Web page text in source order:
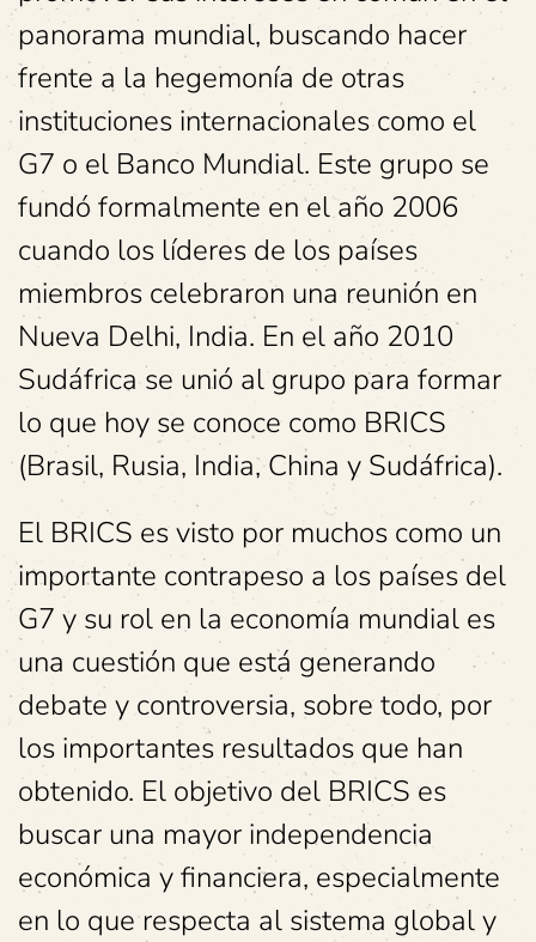
panorama mundial, buscando hacer
frente a la hegemonía de otras
instituciones internacionales como el
G7 o el Banco Mundial. Este grupo se
fundó formalmente en el año 2006
cuando los líderes de los países
miembros celebraron una reunión en
Nueva Delhi, India. En el año 2010
Sudáfrica se unió al grupo para formar
lo que hoy se conoce como BRICS
(Brasil, Rusia, India, China y Sudáfrica).
El BRICS es visto por muchos como un
importante contrapeso a los países del
G7 y su rol en la economía mundial es
una cuestión que está generando
debate y controversia, sobre todo, por
los importantes resultados que han
obtenido. El objetivo del BRICS es
buscar una mayor independencia
económica y financiera, especialmente
en lo que respecta al sistema global y